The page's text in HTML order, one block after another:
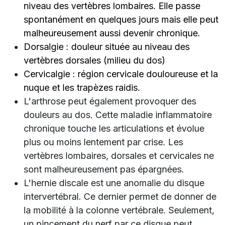
niveau des vertèbres lombaires. Elle passe
spontanément en quelques jours mais elle peut
malheureusement aussi devenir chronique.
Dorsalgie : douleur située au niveau des
vertèbres dorsales (milieu du dos)
Cervicalgie : région cervicale douloureuse et la
nuque et les trapèzes raidis.
L'arthrose peut également provoquer des
douleurs au dos. Cette maladie inflammatoire
chronique touche les articulations et évolue
plus ou moins lentement par crise. Les
vertèbres lombaires, dorsales et cervicales ne
sont malheureusement pas épargnées.
L'hernie discale est une anomalie du disque
intervertébral. Ce dernier permet de donner de
la mobilité à la colonne vertébrale. Seulement,